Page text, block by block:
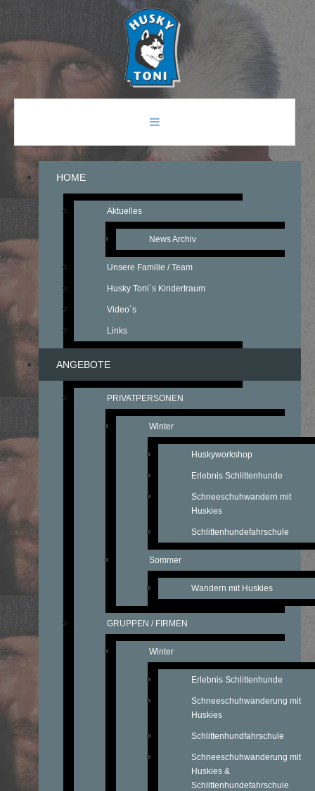
HOME
Aktuelles
News Archiv
Unsere Familie / Team
Husky Toni´s Kindertraum
Video´s
Links
ANGEBOTE
PRIVATPERSONEN
Winter
Huskyworkshop
Erlebnis Schlittenhunde
Schneeschuhwandern mit
Huskies
Schlittenhundefahrschule
Sommer
Wandern mit Huskies
GRUPPEN / FIRMEN
Winter
Erlebnis Schlittenhunde
Schneeschuhwanderung mit
Huskies
Schlittenhundfahrschule
Schneeschuhwanderung mit
Huskies &
Schlittenhundefahrschule